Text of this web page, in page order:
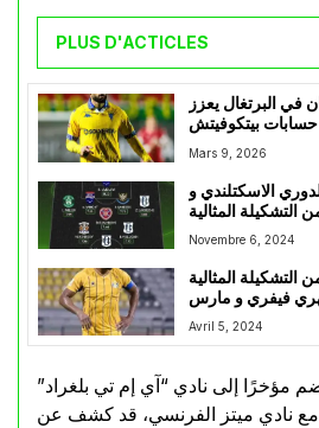
PLUS D'ACTICLES
في البرتغال يعزز
بيتكوفيتش
Mars 9, 2026
الاسكتلندي و
التشكيلة المثالية
Novembre 6, 2024
المثالية
فيفري و مارس
Avril 5, 2024
مؤخرًا إلى نادي “آي إم تي بلغراد”
مع نادي ميتز الفرنسي، قد كشف عن